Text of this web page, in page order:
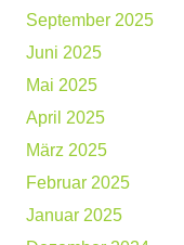
September 2025
Juni 2025
Mai 2025
April 2025
März 2025
Februar 2025
Januar 2025